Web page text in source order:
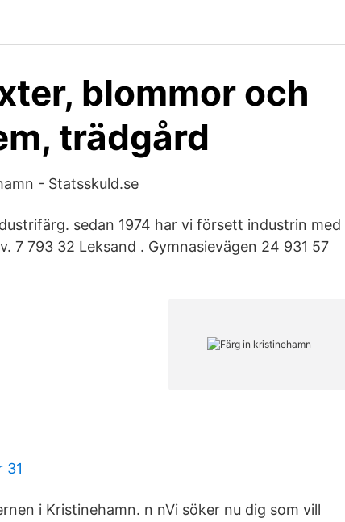
blommor och
trädgård
- Statsskuld.se
sedan 1974 har vi försett industrin med
7 793 32 Leksand . Gymnasievägen 24 931 57
31
i Kristinehamn. n nVi söker nu dig som vill